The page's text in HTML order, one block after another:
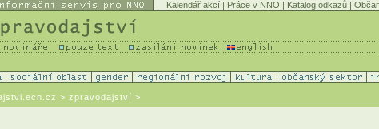
Kalendář akcí | Práce v NNO | Katalog odkazů |
> zpravodajství >